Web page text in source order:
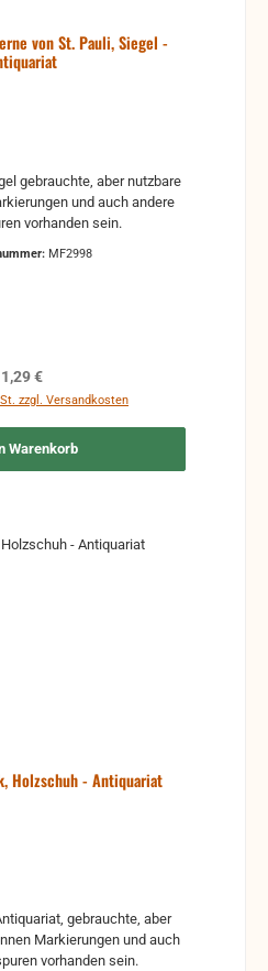
von St. Pauli, Siegel -
und auch andere
MF2998
Regulärer Preis:
1,29 €
zzgl. Versandkosten
Warenkorb
Holzschuh - Antiquariat
Markierungen und auch